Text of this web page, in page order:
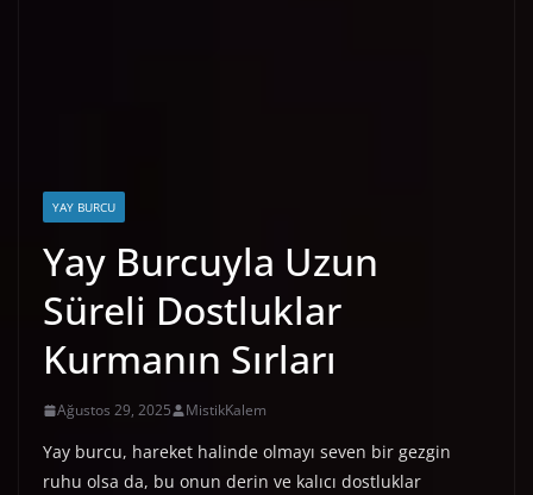
YAY BURCU
Yay Burcuyla Uzun
Süreli Dostluklar
Kurmanın Sırları
Ağustos 29, 2025 MistikKalem
Yay burcu, hareket halinde olmayı seven bir gezgin
ruhu olsa da, bu onun derin ve kalıcı dostluklar